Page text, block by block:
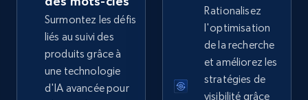
Commencer
Google Shopping - collects products from
Surmontez les défis
liés au suivi des
produits grâce à
une technologie
d'IA avancée pour
Rationalisez
l'optimisation
de la recherche
et améliorez les
stratégies de
visibilité grâce